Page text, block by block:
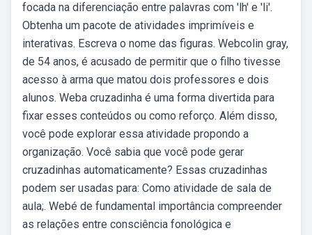
focada na diferenciação entre palavras com 'lh' e 'li'.
Obtenha um pacote de atividades imprimíveis e
interativas. Escreva o nome das figuras. Webcolin gray,
de 54 anos, é acusado de permitir que o filho tivesse
acesso à arma que matou dois professores e dois
alunos. Weba cruzadinha é uma forma divertida para
fixar esses conteúdos ou como reforço. Além disso,
você pode explorar essa atividade propondo a
organização. Você sabia que você pode gerar
cruzadinhas automaticamente? Essas cruzadinhas
podem ser usadas para: Como atividade de sala de
aula;. Webé de fundamental importância compreender
as relações entre consciência fonológica e